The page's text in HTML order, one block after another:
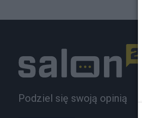
Podziel się swoją opinią